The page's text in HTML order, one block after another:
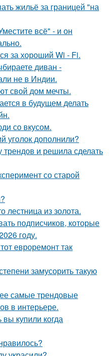
жильё за границей "на
всё" - и он
за хороший Wi - Fi.
диван -
не в Индии.
свой дом мечты.
в будущем делать
со вкусом.
уголок дополнили?
трендов и решила сделать
со старой
лестница из золота.
подписчиков, которые
году.
евроремонт так
замусорить такую
самые трендовые
в интерьере.
купили когда